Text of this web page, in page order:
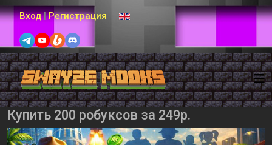
Вход | Регистрация Выберите язык
Купить 200 робуксов за 249р.